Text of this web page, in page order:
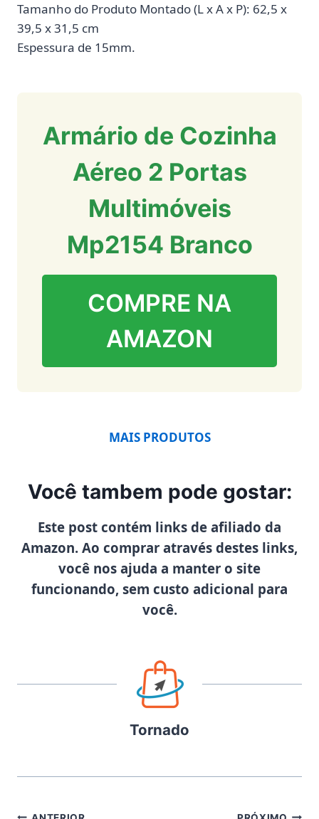
Tamanho do Produto Montado (L x A x P): 62,5 x
39,5 x 31,5 cm
Espessura de 15mm.
Armário de Cozinha
Aéreo 2 Portas
Multimóveis
Mp2154 Branco
COMPRE NA
AMAZON
MAIS PRODUTOS
Você tambem pode gostar:
Este post contém links de afiliado da
Amazon. Ao comprar através destes links,
você nos ajuda a manter o site
funcionando, sem custo adicional para
você.
Tornado